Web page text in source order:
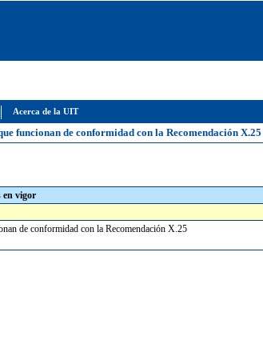
Acerca de la UIT
funcionan de conformidad con la Recomendación X.25
en vigor
de conformidad con la Recomendación X.25